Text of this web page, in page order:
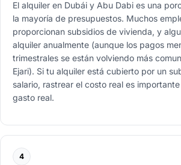
El alquiler en Dubái y Abu Dabi es una
la mayoría de presupuestos. Muchos
proporcionan subsidios de vivienda, y
alquiler anualmente (aunque los pagos
trimestrales se están volviendo más
Ejari). Si tu alquiler está cubierto por un
salario, rastrear el costo real es
gasto real.
4